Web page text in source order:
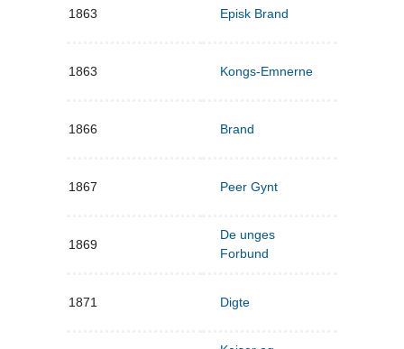
1863 Episk Brand
1863 Kongs-Emnerne
1866 Brand
1867 Peer Gynt
1869
De unges
Forbund
1871 Digte